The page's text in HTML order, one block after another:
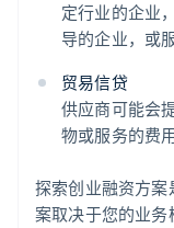
定行业的企业
导的企业，或
贸易信贷
供应商可能会
物或服务的费
探索创业融资方
案取决于您的业